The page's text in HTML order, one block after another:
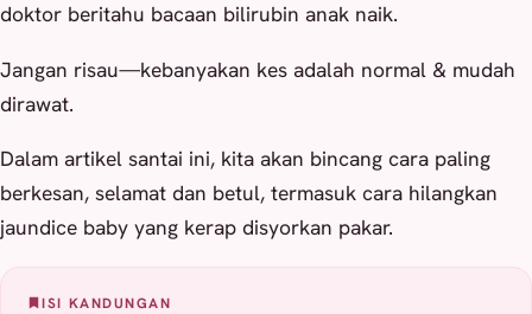
doktor beritahu bacaan bilirubin anak naik.
Jangan risau—kebanyakan kes adalah normal & mudah
dirawat.
Dalam artikel santai ini, kita akan bincang cara paling
berkesan, selamat dan betul, termasuk cara hilangkan
jaundice baby yang kerap disyorkan pakar.
ISI KANDUNGAN